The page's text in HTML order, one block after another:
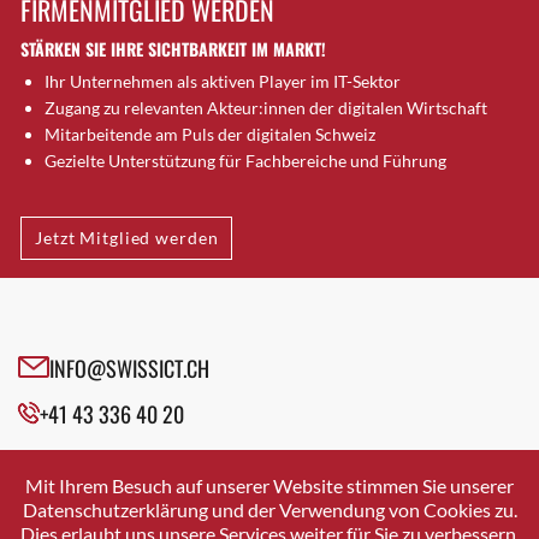
Brugg AG
Brütten
Bubendorf
Bubikon
Buchs (SG)
Bäretswil
Bülach
Cazis
Crissier
Davos Platz
Dierikon
Dietikon
FIRMENMITGLIED WERDEN
STÄRKEN SIE IHRE SICHTBARKEIT IM MARKT!
Ihr Unternehmen als aktiven Player im IT-Sektor
Zugang zu relevanten Akteur:innen der digitalen Wirtschaft
Mitarbeitende am Puls der digitalen Schweiz
Gezielte Unterstützung für Fachbereiche und Führung
Jetzt Mitglied werden
INFO@SWISSICT.CH
+41 43 336 40 20
SWISSICT
VULKANSTRASSE 120
8048 ZURICH
Mit Ihrem Besuch auf unserer Website stimmen Sie unserer
Datenschutzerklärung und der Verwendung von Cookies zu.
Dies erlaubt uns unsere Services weiter für Sie zu verbessern.